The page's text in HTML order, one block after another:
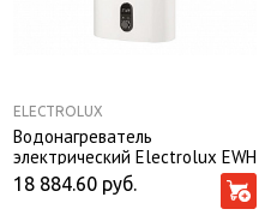
ELECTROLUX
Водонагреватель
электрический Electrolux EWH
80 Royal Flash
18 884.60 руб.